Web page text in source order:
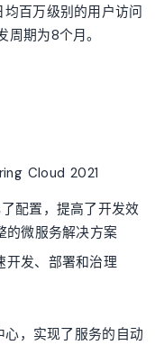
百万级别的用户访问
期为8个月。
Cloud 2021
配置，提高了开发效
的微服务解决方案
开发、部署和治理
，实现了服务的自动